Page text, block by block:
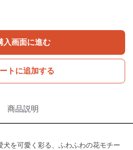
入画面に進む
トに追加する
商品説明
犬を可愛く彩る、ふわふわの花モチー